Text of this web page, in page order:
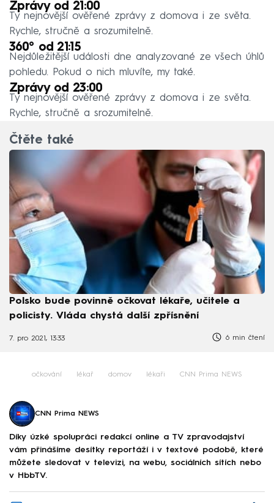
Zprávy od 21:00
Ty nejnovější ověřené zprávy z domova i ze světa.
Rychle, stručně a srozumitelně.
360° od 21:15
Nejdůležitější události dne analyzované ze všech úhlů
pohledu. Pokud o nich mluvíte, my také.
Zprávy od 23:00
Ty nejnovější ověřené zprávy z domova i ze světa.
Rychle, stručně a srozumitelně.
Čtěte také
Polsko bude povinně očkovat lékaře, učitele a
policisty. Vláda chystá další zpřísnění
7. pro 2021, 13:33 6 min čtení
očkování lékař domov lékaři CNN Prima NEWS
CNN Prima NEWS
Díky úzké spolupráci redakcí online a TV zpravodajství
vám přinášíme desítky reportáží i v textové podobě, které
můžete sledovat v televizi, na webu, sociálních sítích nebo
v HbbTV.